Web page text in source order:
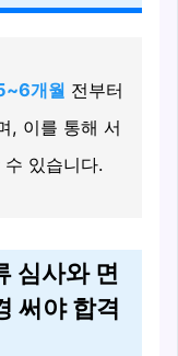
개월 전부터
, 이를 통해 서
있습니다.
심사와 면
써야 합격